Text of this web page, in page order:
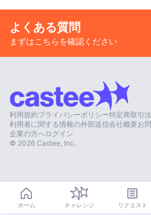
よくある質問
まずはこちらを確認ください
利用規約プライバシーポリシー特定商取引
利用者に関する情報の外部送信会社概要お
企業の方へログイン
© 2026 Castee, Inc.
ホーム チャレンジ リクエスト